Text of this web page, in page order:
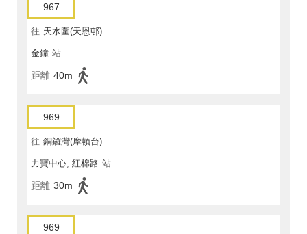
967
往 天水圍(天恩邨)
金鐘 站
距離 40m
969
往 銅鑼灣(摩頓台)
力寶中心, 紅棉路 站
距離 30m
969